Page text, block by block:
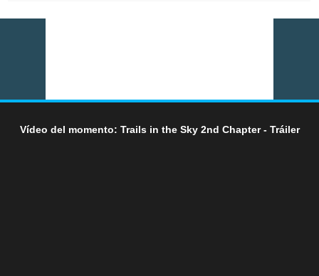
Vídeo del momento: Trails in the Sky 2nd Chapter - Tráiler